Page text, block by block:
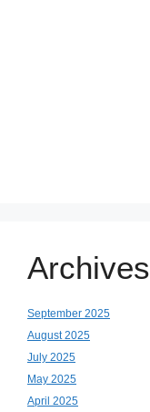
Archives
September 2025
August 2025
July 2025
May 2025
April 2025